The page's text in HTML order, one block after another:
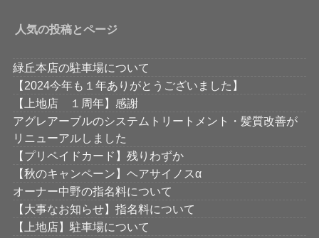
人気の投稿とページ
緑丘本店の駐車場について
【2024今年も１年ありがとうございました】
【上地店 １周年】感謝
アグレアーブルのシステムトリートメント・髪質改善が
リニューアルしました
【プリペイドカード】残りわずか
【秋のキャンペーン】ヘアサイノスα
オーナー中野の指名料について
【大事なお知らせ】指名料について
【上地店】駐車場について